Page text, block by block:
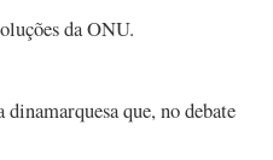
da ONU.
que, no debate